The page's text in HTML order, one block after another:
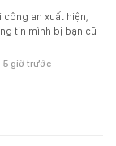
công an xuất hiện,
tin mình bị bạn cũ
5 giờ trước